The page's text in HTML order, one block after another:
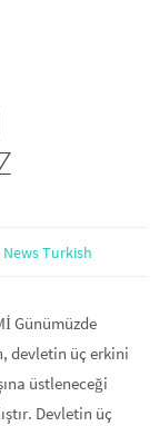
News Turkish
Günümüzde
devletin üç erkini
üstleneceği
Devletin üç